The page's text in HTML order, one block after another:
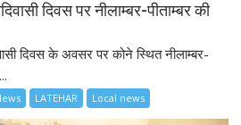
दिवस पर नीलाम्बर-पीताम्बर की
दिवस के अवसर पर कोने स्थित नीलाम्बर-
LATEHAR Local news